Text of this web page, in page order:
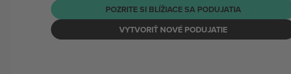
POZRITE SI BLÍŽIACE SA PODUJATIA
VYTVORIŤ NOVÉ PODUJATIE